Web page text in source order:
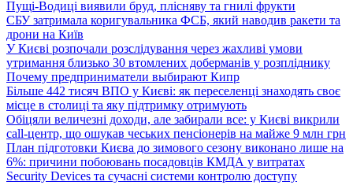
Пущі-Водиці виявили бруд, плісняву та гнилі фрукти
СБУ затримала коригувальника ФСБ, який наводив ракети та
дрони на Київ
У Києві розпочали розслідування через жахливі умови
утримання близько 30 втомлених доберманів у розпліднику
Почему предприниматели выбирают Кипр
Більше 442 тисяч ВПО у Києві: як переселенці знаходять своє
місце в столиці та яку підтримку отримують
Обіцяли величезні доходи, але забирали все: у Києві викрили
call-центр, що ошукав чеських пенсіонерів на майже 9 млн грн
План підготовки Києва до зимового сезону виконано лише на
6%: причини побоювань посадовців КМДА у витратах
Security Devices та сучасні системи контролю доступу